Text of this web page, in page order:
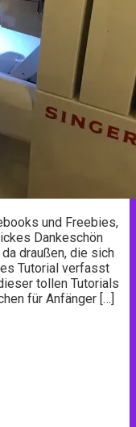
und Freebies,
Dankeschön
draußen, die sich
Tutorial verfasst
tollen Tutorials
für Anfänger […]